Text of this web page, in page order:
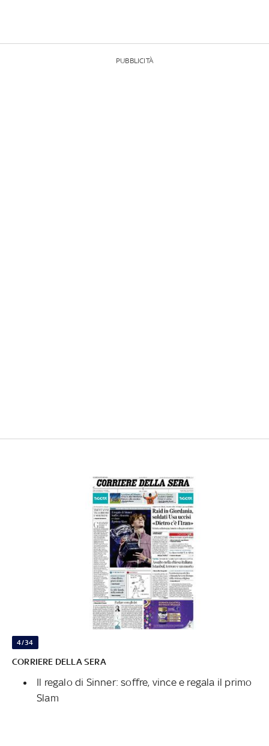
PUBBLICITÀ
4/34
CORRIERE DELLA SERA
Il regalo di Sinner: soffre, vince e regala il primo
Slam